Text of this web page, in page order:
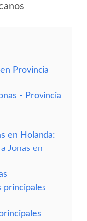
Provincia
- Provincia
en Holanda:
Jonas en
principales